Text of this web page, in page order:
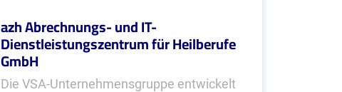
azh Abrechnungs- und IT-
Dienstleistungszentrum für Heilberufe
GmbH
Die VSA-Unternehmensgruppe entwickelt